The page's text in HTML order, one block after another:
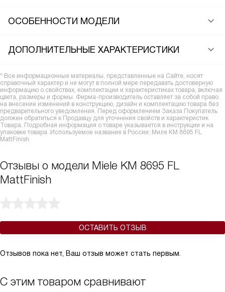
ОСОБЕННОСТИ МОДЕЛИ
ДОПОЛНИТЕЛЬНЫЕ ХАРАКТЕРИСТИКИ
* Все информационные материалы, представленные на Сайте, носят
справочный характер и не могут в полной мере передавать достоверную
информацию о свойствах, комплектации и характеристиках товара, включая
цвета, размеры и формы. Фирма-производитель оставляет за собой право
на внесение изменений в конструкцию, дизайн и комплектацию товара без
предварительного уведомления. Перед оформлением Заказа Покупатель
должен обратиться к Продавцу для уточнения свойств и характеристик
Товара. Подробная информация о товаре указывается в инструкции и на
упаковке товара. Используемое название в России: Миле KM 8695 FL
MattFinish
Отзывы о модели Miele KM 8695 FL
MattFinish
ОСТАВИТЬ ОТЗЫВ
Отзывов пока нет, Ваш отзыв может стать первым.
С этим товаром сравнивают